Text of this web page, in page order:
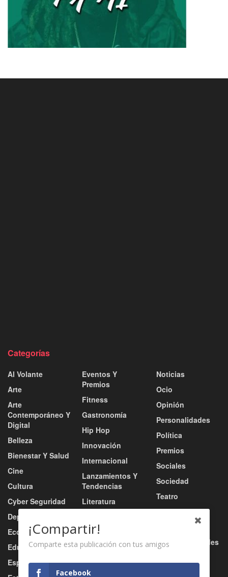
Categorías
Al Volante
Arte
Arte
Contemporáneo Y
Digital
Belleza
Bienestar Y Salud
Cine
Cultura
Cyber Seguridad
Deportes
Economía
Educación
Esports
Eventos Y
Premios
Fitness
Gastronomía
Hip Hop
Innovación
Internacional
Lanzamientos Y
Tendencias
Literatura
Música
Música Urbana
Nacional
Noticias
Ocio
Opinión
Personalidades
Política
Premios
Sociales
Sociedad
Teatro
Tecnología
Tv / Radio / Redes
¡Compartir!
Comparte esta publicación con tus amigos
Facebook